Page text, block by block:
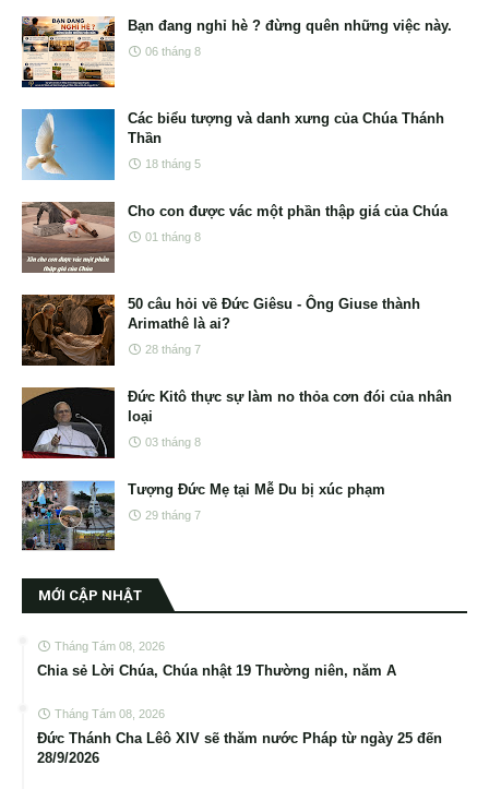
Bạn đang nghỉ hè ? đừng quên những việc này.
06 tháng 8
Các biểu tượng và danh xưng của Chúa Thánh
Thần
18 tháng 5
Cho con được vác một phần thập giá của Chúa
01 tháng 8
50 câu hỏi về Đức Giêsu - Ông Giuse thành
Arimathê là ai?
28 tháng 7
Đức Kitô thực sự làm no thỏa cơn đói của nhân
loại
03 tháng 8
Tượng Đức Mẹ tại Mễ Du bị xúc phạm
29 tháng 7
MỚI CẬP NHẬT
Tháng Tám 08, 2026
Chia sẻ Lời Chúa, Chúa nhật 19 Thường niên, năm A
Tháng Tám 08, 2026
Đức Thánh Cha Lêô XIV sẽ thăm nước Pháp từ ngày 25 đến
28/9/2026